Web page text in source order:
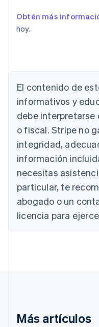
Obtén más
hoy.
El contenido de
informativos y
debe interpretarse
o fiscal. Stripe no
integridad,
información
necesitas
particular, te
abogado o un
licencia para
Más artículos
Alemania
DeutschEnglish
Australia
Austria
DeutschEnglish
Bélgica
Nederlands Français
Brasil
Croacia